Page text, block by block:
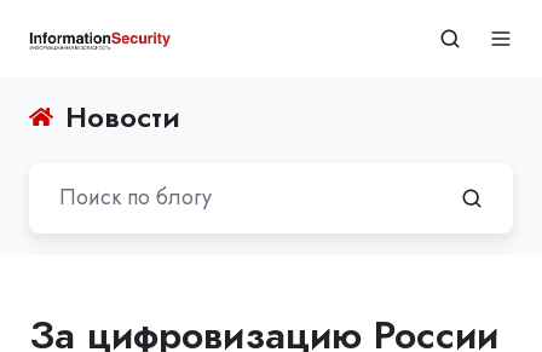
Новости
За цифровизацию России